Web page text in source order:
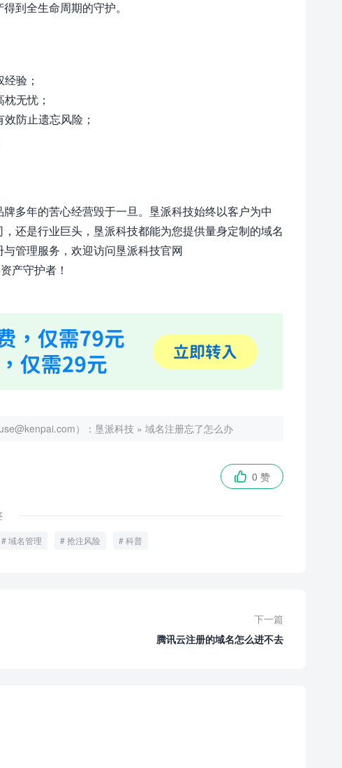
到全生命周期的守护。
验；
无忧；
防止遗忘风险；
多年的苦心经营毁于一旦。垦派科技始终以客户为中
还是行业巨头，垦派科技都能为您提供量身定制的域名
管理服务，欢迎访问垦派科技官网
产守护者！
）： 垦派科技 » 域名注册忘了怎么办
 0 赞
域名管理 抢注风险 科普
下一篇
腾讯云注册的域名怎么进不去